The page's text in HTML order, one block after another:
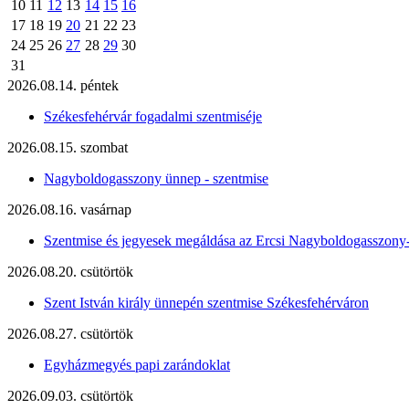
10 11 12 13 14 15 16
17 18 19 20 21 22 23
24 25 26 27 28 29 30
31
2026.08.14. péntek
Székesfehérvár fogadalmi szentmiséje
2026.08.15. szombat
Nagyboldogasszony ünnep - szentmise
2026.08.16. vasárnap
Szentmise és jegyesek megáldása az Ercsi
2026.08.20. csütörtök
Szent István király ünnepén szentmise Székesfehérváron
2026.08.27. csütörtök
Egyházmegyés papi zarándoklat
2026.09.03. csütörtök